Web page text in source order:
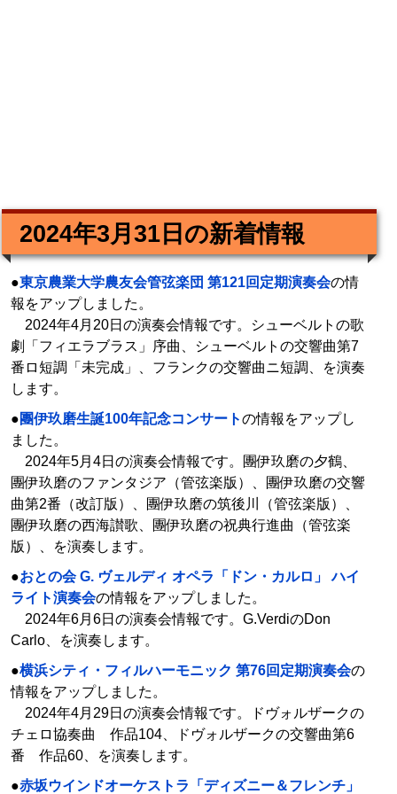
2024年3月31日の新着情報
●東京農業大学農友会管弦楽団 第121回定期演奏会の情
報をアップしました。
2024年4月20日の演奏会情報です。シューベルトの歌
劇「フィエラブラス」序曲、シューベルトの交響曲第7
番ロ短調「未完成」、フランクの交響曲ニ短調、を演奏
します。
●團伊玖磨生誕100年記念コンサートの情報をアップし
ました。
2024年5月4日の演奏会情報です。團伊玖磨の夕鶴、
團伊玖磨のファンタジア（管弦楽版）、團伊玖磨の交響
曲第2番（改訂版）、團伊玖磨の筑後川（管弦楽版）、
團伊玖磨の西海讃歌、團伊玖磨の祝典行進曲（管弦楽
版）、を演奏します。
●おとの会 G. ヴェルディ オペラ「ドン・カルロ」 ハイ
ライト演奏会の情報をアップしました。
2024年6月6日の演奏会情報です。G.VerdiのDon
Carlo、を演奏します。
●横浜シティ・フィルハーモニック 第76回定期演奏会の
情報をアップしました。
2024年4月29日の演奏会情報です。ドヴォルザークの
チェロ協奏曲 作品104、ドヴォルザークの交響曲第6
番 作品60、を演奏します。
●赤坂ウインドオーケストラ「ディズニー＆フレンチ」